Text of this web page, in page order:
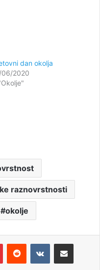
dan okolja
2020
raznovrstnosti
okolje